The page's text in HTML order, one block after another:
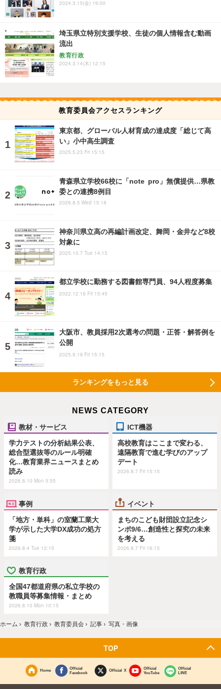
2024.3.15(金) 19:00
埼玉県立特別支援学校、生徒の個人情報含む動画
流出
教育行政
2024.3.14(木) 12:15
教育委員会アクセスランキング
東京都、グローバル人材育成の達成度「総じて高
い」小中高生調査
2025.5.23 Fri 15:15
青森県立学校66校に「note pro」無償提供…県教
委との連携8例目
2026.8.5 Wed 15:18
神奈川県立高の再編計画改定、舞岡・金井など8校
対象に
2025.10.7 Tue 14:15
都立学校に勤務する図書館専門員、94人程度募集
2022.12.16 Fri 15:45
大阪市、教員採用2次選考の問題・正答・解答例を
公開
2025.9.19 Fri 15:15
ランキングをもっと見る
NEWS CATEGORY
教材・サービス
学力テストの分析結果公表、
総合型選抜等のルール明確
化…教育業界ニュースまとめ
読み
2026.8.10 Mon 5:55
ICT機器
高校教育はここまで変わる、
遠隔教育で進む学びのアップ
デート
2026.8.7 Fri 15:15
事例
「地方・単科」の室蘭工業大
学が示した大学DX成功の処方
箋
2026.8.4 Tue 12:15
イベント
まちのこども財団設立記念シ
ンポ9/6…創造性と探究の未来
を考える
2026.8.7 Fri 16:15
教育行政
全国47都道府県の私立学校の
教職員等募集情報・まとめ
2026.8.10 Mon 10:15
ホーム › 教育行政 › 教育委員会 › 記事 › 写真・画像
TOP
Home
Official
Facebook
Official X
Official
YouTube
Official
LINE